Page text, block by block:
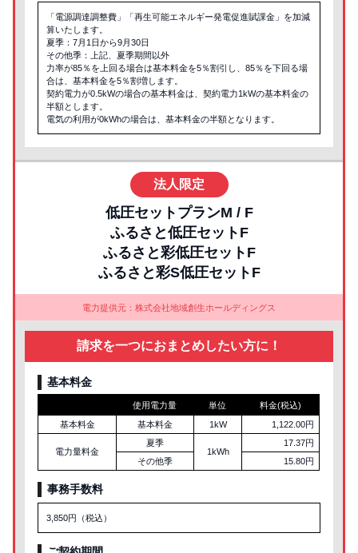
「電源調達調整費」「再生可能エネルギー発電促進賦課金」を加減
算いたします。
夏季：7月1日から9月30日
その他季：上記、夏季期間以外
力率が85％を上回る場合は基本料金を5％割引し、85％を下回る場
合は、基本料金を5％割増します。
契約電力が0.5kWの場合の基本料金は、契約電力1kWの基本料金の
半額とします。
電気の利用が0kWhの場合は、基本料金の半額となります。
低圧セットプランM / F
ふるさと低圧セットF
ふるさと彩低圧セットF
ふるさと彩S低圧セットF
電力提供元：株式会社地域創生ホールディングス
法人限定
請求を一つにおまとめしたい方に！
基本料金
使用電力量 単位
料金(税込)
基本料金
基本料金 1kW 1,122.00円
電力量料金
夏季
1kWh
17.37円
その他季
15.80円
事務手数料
3,850円（税込）